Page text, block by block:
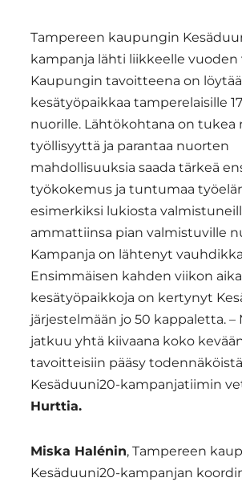
Tampereen kaupungin
kampanja lähti liikkeelle vuoden
Kaupungin tavoitteena on
kesätyöpaikkaa tamperelaisille
nuorille. Lähtökohtana on tukea
työllisyyttä ja parantaa nuorten
mahdollisuuksia saada tärkeä
työkokemus ja tuntumaa
esimerkiksi lukiosta
ammattiinsa pian valmistuville
Kampanja on lähtenyt
Ensimmäisen kahden viikon
kesätyöpaikkoja on kertynyt
järjestelmään jo 50 kappaletta. –
jatkuu yhtä kiivaana koko
tavoitteisiin pääsy
Kesäduuni20-kampanjatiimin
Hurttia.
Miska Halénin, Tampereen
Kesäduuni20-kampanjan